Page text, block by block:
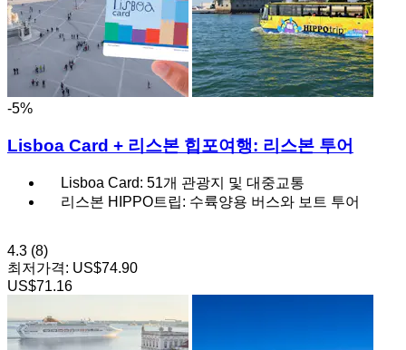
-5%
Lisboa Card + 리스본 힙포여행: 리스본 투어
Lisboa Card: 51개 관광지 및 대중교통
리스본 HIPPO트립: 수륙양용 버스와 보트 투어
4.3 (8)
최저가격: US$74.90
US$71.16